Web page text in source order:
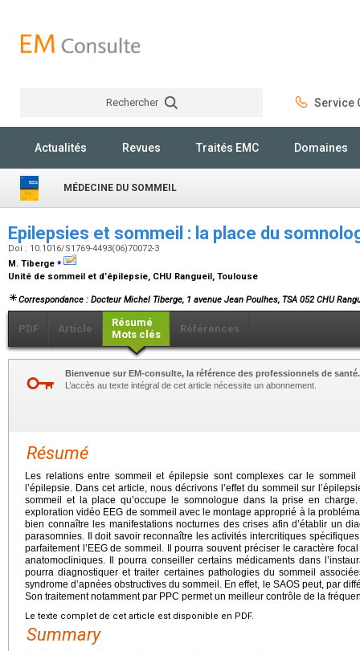
Rechercher Service
Actualités Revues Traités EMC Domaines
MÉDECINE DU SOMMEIL
Epilepsies et sommeil : la place du
Doi : 10.1016/S1769-4493(06)70072-3
M. Tiberge ⁎
Unité de sommeil et d’épilepsie, CHU Rangueil, Toulouse
Correspondance : Docteur Michel Tiberge, 1 avenue Jean Poulhes, TSA 052 CHU
PDF Article
Résumé
Mots clés
Références
Bienvenue sur EM-consulte, la référence des professionnels de santé.
L’accès au texte intégral de cet article nécessite un abonnement.
Résumé
Les relations entre sommeil et épilepsie sont complexes car le
l’épilepsie. Dans cet article, nous décrivons l’effet du sommeil sur
sommeil et la place qu’occupe le somnologue dans la prise en charge.
exploration vidéo EEG de sommeil avec le montage approprié à la
bien connaître les manifestations nocturnes des crises afin d’établir un
parasomnies. Il doit savoir reconnaître les activités intercritiques
parfaitement l’EEG de sommeil. Il pourra souvent préciser le caractère
anatomocliniques. Il pourra conseiller certains médicaments dans
pourra diagnostiquer et traiter certaines pathologies du sommeil
syndrome d’apnées obstructives du sommeil. En effet, le SAOS peut, par
Son traitement notamment par PPC permet un meilleur contrôle de la
Le texte complet de cet article est disponible en PDF.
Summary